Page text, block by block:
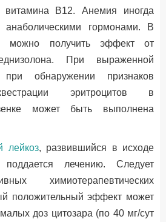
витамина B12. Анемия иногда
анаболическими гормонами. В
можно получить эффект от
При выраженной
обнаружении признаков
эритроцитов в
может быть выполнена
лейкоз, развившийся в исходе
лечению. Следует
химиотерапевтических
положительный эффект может
доз цитозара (по 40 мг/сут